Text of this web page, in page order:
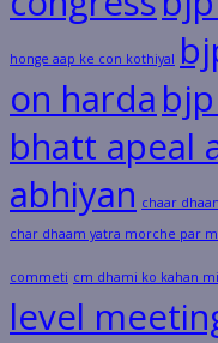
honge aap ke con kothiyal
on harda
bhatt apeal
abhiyan chaar
char dhaam yatra morche par
commeti cm dhami ko kahan
level